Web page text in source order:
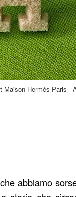
Maison Hermès Paris -
abbiamo